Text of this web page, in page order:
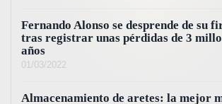
Fernando Alonso se desprende de su
tras registrar unas pérdidas de 3
años
01/03/2022
Almacenamiento de aretes: la mejor